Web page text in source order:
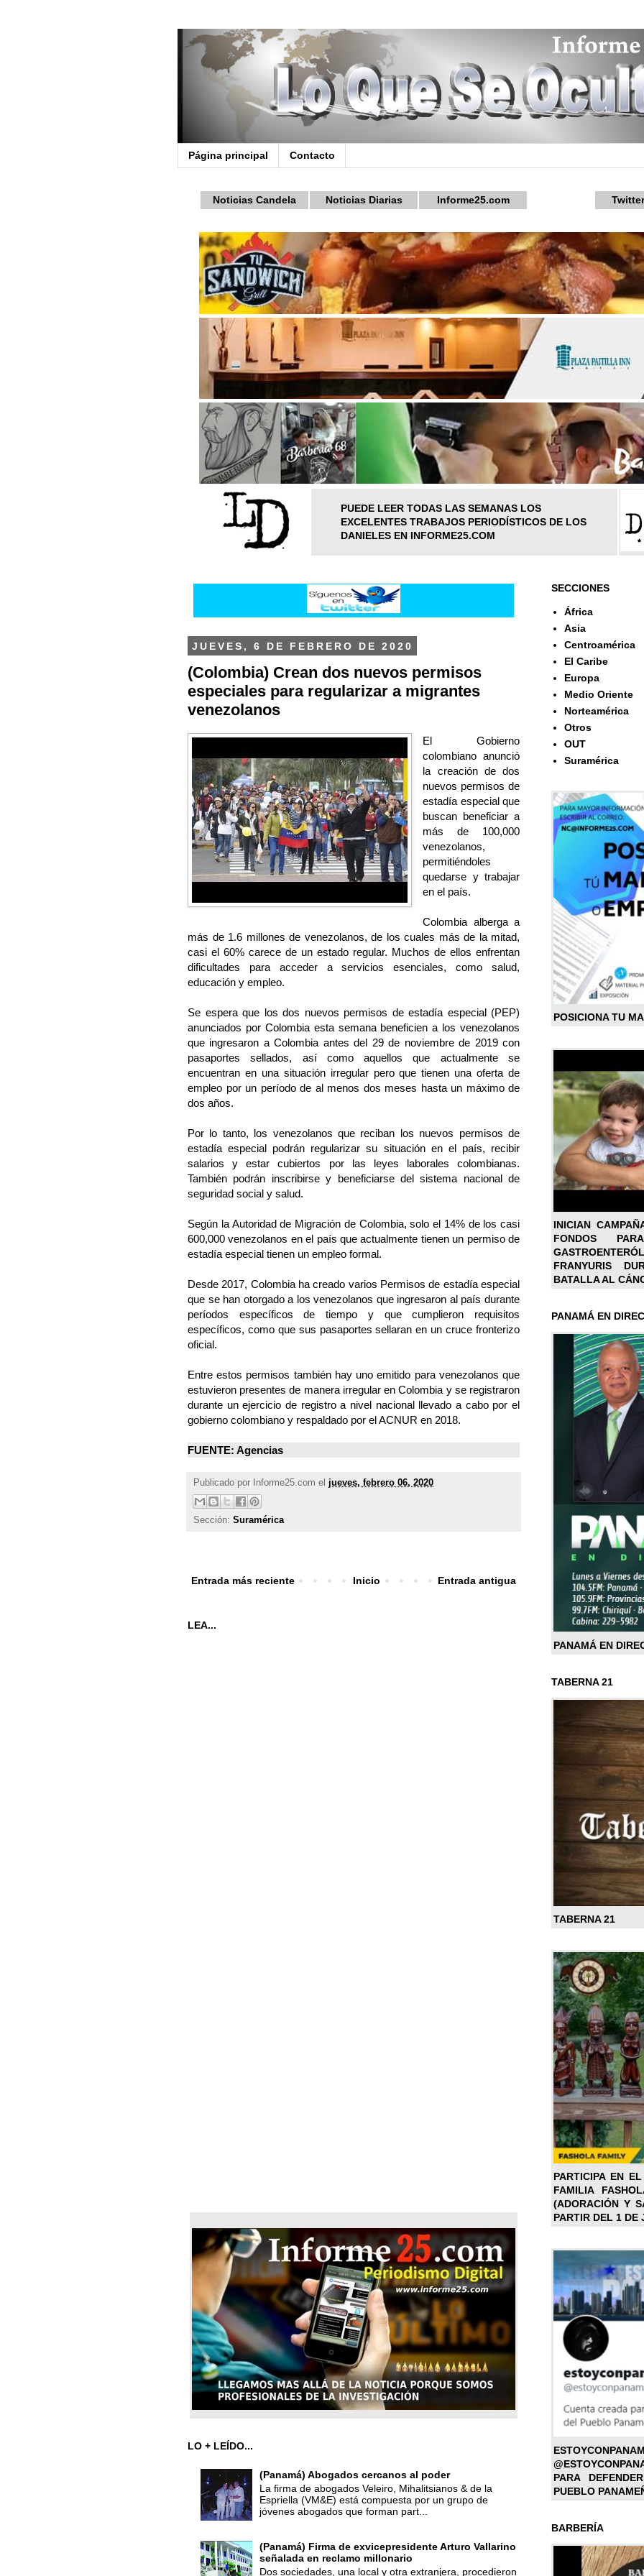
Página principal Contacto
Noticias Candela Noticias Diarias Informe25.com
PUEDE LEER TODAS LAS SEMANAS LOS
EXCELENTES TRABAJOS PERIODÍSTICOS DE LOS
DANIELES EN INFORME25.COM
JUEVES, 6 DE FEBRERO DE 2020
(Colombia) Crean dos nuevos permisos
especiales para regularizar a migrantes
venezolanos
El Gobierno
colombiano anunció
la creación de dos
nuevos permisos de
estadía especial que
buscan beneficiar a
más de 100,000
venezolanos,
permitiéndoles
quedarse y trabajar
en el país.
Colombia alberga a
más de 1.6 millones de venezolanos, de los cuales más de la mitad,
casi el 60% carece de un estado regular. Muchos de ellos enfrentan
dificultades para acceder a servicios esenciales, como salud,
educación y empleo.
Se espera que los dos nuevos permisos de estadía especial (PEP)
anunciados por Colombia esta semana beneficien a los venezolanos
que ingresaron a Colombia antes del 29 de noviembre de 2019 con
pasaportes sellados, así como aquellos que actualmente se
encuentran en una situación irregular pero que tienen una oferta de
empleo por un período de al menos dos meses hasta un máximo de
dos años.
Por lo tanto, los venezolanos que reciban los nuevos permisos de
estadía especial podrán regularizar su situación en el país, recibir
salarios y estar cubiertos por las leyes laborales colombianas.
También podrán inscribirse y beneficiarse del sistema nacional de
seguridad social y salud.
Según la Autoridad de Migración de Colombia, solo el 14% de los casi
600,000 venezolanos en el país que actualmente tienen un permiso de
estadía especial tienen un empleo formal.
Desde 2017, Colombia ha creado varios Permisos de estadía especial
que se han otorgado a los venezolanos que ingresaron al país durante
períodos específicos de tiempo y que cumplieron requisitos
específicos, como que sus pasaportes sellaran en un cruce fronterizo
oficial.
Entre estos permisos también hay uno emitido para venezolanos que
estuvieron presentes de manera irregular en Colombia y se registraron
durante un ejercicio de registro a nivel nacional llevado a cabo por el
gobierno colombiano y respaldado por el ACNUR en 2018.
FUENTE: Agencias
Publicado por Informe25.com el jueves, febrero 06, 2020
Sección: Suramérica
Entrada más reciente Entrada antigua
Inicio
LEA...
LO + LEÍDO...
(Panamá) Abogados cercanos al poder
La firma de abogados Veleiro, Mihalitsianos & de la
Espriella (VM&E) está compuesta por un grupo de
jóvenes abogados que forman part...
(Panamá) Firma de exvicepresidente Arturo Vallarino
señalada en reclamo millonario
Dos sociedades, una local y otra extranjera, procedieron
SECCIONES
África
Asia
Centroamérica
El Caribe
Europa
Medio Oriente
Norteamérica
Otros
OUT
Suramérica
POSICIONA TU
INICIAN
FONDOS
FRANYURIS
BATALLA AL
PANAMÁ EN
PANAMÁ EN
TABERNA 21
TABERNA 21
PARTICIPA EN
FAMILIA
(ADORACIÓN Y
PARTIR DEL 1 DE
PARA
PUEBLO
BARBERÍA